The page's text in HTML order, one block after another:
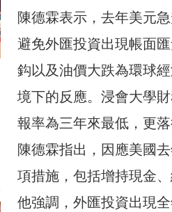
陳德霖表示，去年美元
避免外匯投資出現帳面
鈎以及油價大跌為環球
境下的反應。浸會大學
報率為三年來最低，更
陳德霖指出，因應美國
項措施，包括增持現金
他強調，外匯投資出現